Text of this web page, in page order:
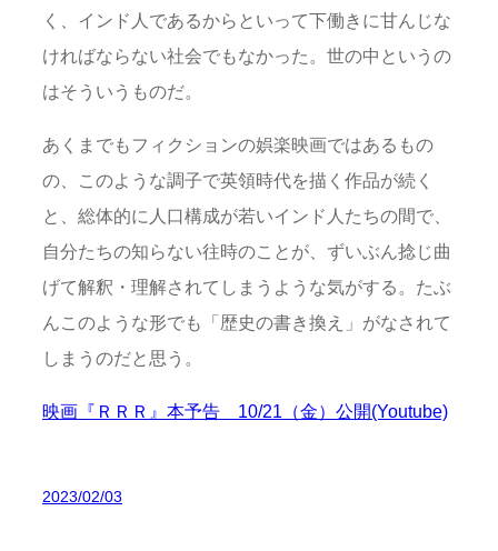
く、インド人であるからといって下働きに甘んじな
ければならない社会でもなかった。世の中というの
はそういうものだ。
あくまでもフィクションの娯楽映画ではあるもの
の、このような調子で英領時代を描く作品が続く
と、総体的に人口構成が若いインド人たちの間で、
自分たちの知らない往時のことが、ずいぶん捻じ曲
げて解釈・理解されてしまうような気がする。たぶ
んこのような形でも「歴史の書き換え」がなされて
しまうのだと思う。
映画『ＲＲＲ』本予告 10/21（金）公開(Youtube)
2023/02/03